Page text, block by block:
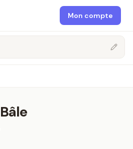
Mon compte
Bâle